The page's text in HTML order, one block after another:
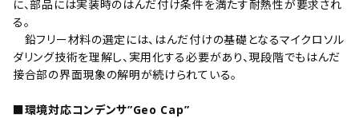
に、部品には実装時のはんだ付け条件を満たす耐熱性が要求され
る。
鉛フリー材料の選定には、はんだ付けの基礎となるマイクロソル
ダリング技術を理解し、実用化する必要があり、現段階でもはんだ
接合部の界面現象の解明が続けられている。
■環境対応コンデンサ”Geo Cap”